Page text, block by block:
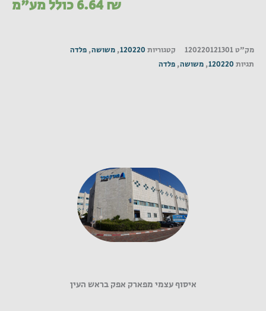
6.64₪ כולל מע"מ
מק"ט120220121301 קטגוריות 120220
, משושה, פלדה
תגיות 120220
, משושה, פלדה
איסוף עצמי מפארק אפק בראש העין